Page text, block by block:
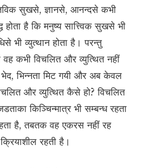
सुखसे, ज्ञानसे, आनन्दसे कभी
होता है कि मनुष्य सात्त्विक सुखसे भी
भी व्युत्थान होता है। परन्तु
कभी विचलित और व्युत्थित नहीं
भिन्नता मिट गयी और अब केवल
और व्युत्थित कैसे हो? विचलित
किञ्चिन्मात्र भी सम्बन्ध रहता
है, तबतक वह एकरस नहीं रह
रहती है।